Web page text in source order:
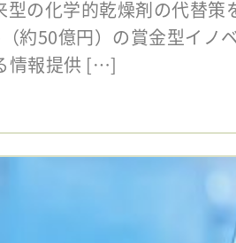
型の化学的乾燥剤の代替
約50億円）の賞金型イノ
情報提供 […]